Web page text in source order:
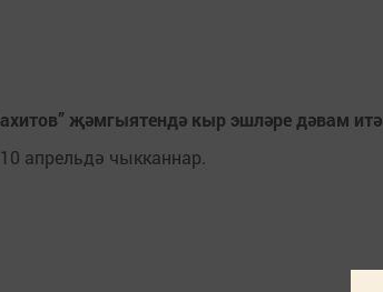
җәмгыятендә кыр эшләре дәвам итә
апрельдә чыкканнар.